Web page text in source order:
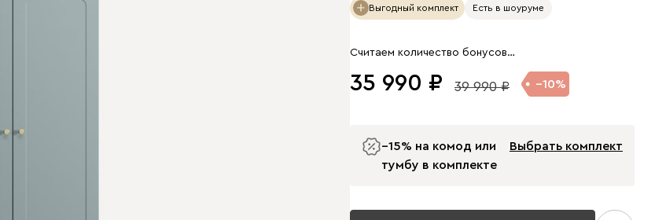
Выгодный комплект Есть в шоуруме
Считаем количество бонусов…
35 990 39 990 10
−15% на комод или
тумбу в комплекте
Выбрать комплект